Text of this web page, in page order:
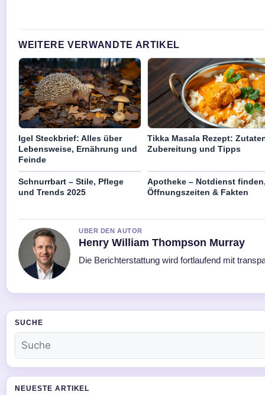
WEITERE VERWANDTE ARTIKEL
Igel Steckbrief: Alles über
Lebensweise, Ernährung und
Feinde
Tikka Masala Rezept:
Zubereitung und Tipps
Schnurrbart – Stile, Pflege
und Trends 2025
Apotheke – Notdienst
Öffnungszeiten & Fakten
UBER DEN AUTOR
Henry William Thompson Murray
Die Berichterstattung wird fortlaufend mit
SUCHE
NEUESTE ARTIKEL